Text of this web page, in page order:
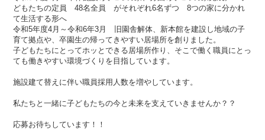
どもたちの定員 48名全員 がそれぞれ6名ずつ 8つの家に分かれ
て生活する形へ
令和5年度4月～令和6年3月 旧園舎解体、新本館を建設し地域の子
育て拠点や、卒園生の帰ってきやすい居場所を創りました。
子どもたちにとってホッとできる居場所作り、そこで働く職員にとっ
ても働きやすい環境づくりを目指しています。
施設建て替えに伴い職員採用人数を増やしています。
私たちと一緒に子どもたちの今と未来を支えていきませんか？？
応募お待ちしています！！